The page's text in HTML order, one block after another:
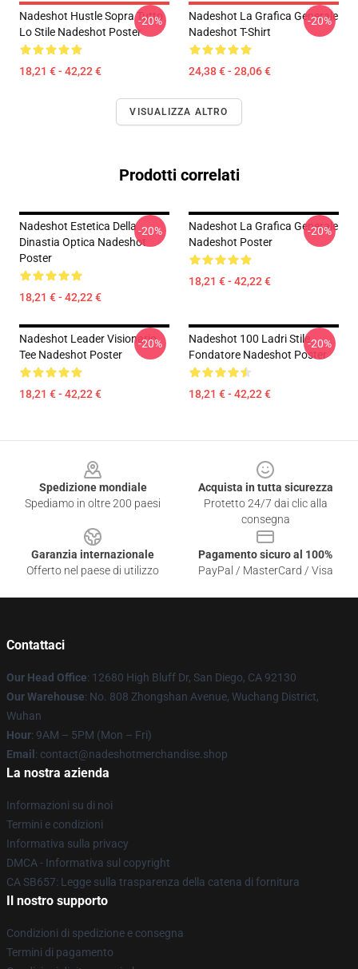
Nadeshot Hustle Sopra Tutto
Lo Stile Nadeshot Poster
18,21 € - 42,22 €
-20%
Nadeshot La Grafica Generale
Nadeshot T-Shirt
24,38 € - 28,06 €
-20%
VISUALIZZA ALTRO
Prodotti correlati
Nadeshot Estetica Della
Dinastia Optica Nadeshot
Poster
18,21 € - 42,22 €
-20%
Nadeshot La Grafica Generale
Nadeshot Poster
18,21 € - 42,22 €
-20%
Nadeshot Leader Visionario
Tee Nadeshot Poster
18,21 € - 42,22 €
-20%
Nadeshot 100 Ladri Stile
Fondatore Nadeshot Poster
18,21 € - 42,22 €
-20%
Spedizione mondiale
Spediamo in oltre 200 paesi
Acquista in tutta sicurezza
Protetto 24/7 dai clic alla
consegna
Garanzia internazionale
Offerto nel paese di utilizzo
Pagamento sicuro al 100%
PayPal / MasterCard / Visa
Contattaci
Our Head Office: 12680 High Bluff Dr, San Diego, CA 92130
Our Warehouse: No. 808 Zhongshan Avenue, Wuchang District,
Wuhan
Hour: 9AM – 5PM (Mon – Fri)
Email : contact@nadeshotmerchandise.shop
La nostra azienda
Informazioni su di noi
Termini e condizioni
Informativa sulla privacy
DMCA - Informativa sul copyright
CA SB657: Legge sulla trasparenza della catena di fornitura
Il nostro supporto
Condizioni di spedizione e consegna
Termini di pagamento